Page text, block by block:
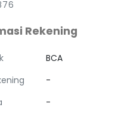
Rekening
BCA
-
-